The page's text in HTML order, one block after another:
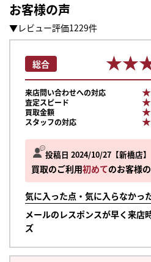
お客様の声
▼レビュー評価1229件
投稿日 2024/10/27 新橋店
買取のご利用初めてのお客様
気に入った点・気に入らなかっ
メールのレスポンスが早く来店
ズ
総合
来店問い合わせへの対応
査定スピード
買取金額
スタッフの対応